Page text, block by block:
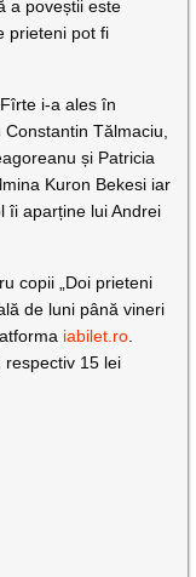
a poveștii este
prieteni pot fi
i-a ales în
Tălmaciu,
și Patricia
Kuron Bekesi iar
îi aparține lui Andrei
copii „Doi prieteni
de luni până vineri
iabilet.ro.
respectiv 15 lei